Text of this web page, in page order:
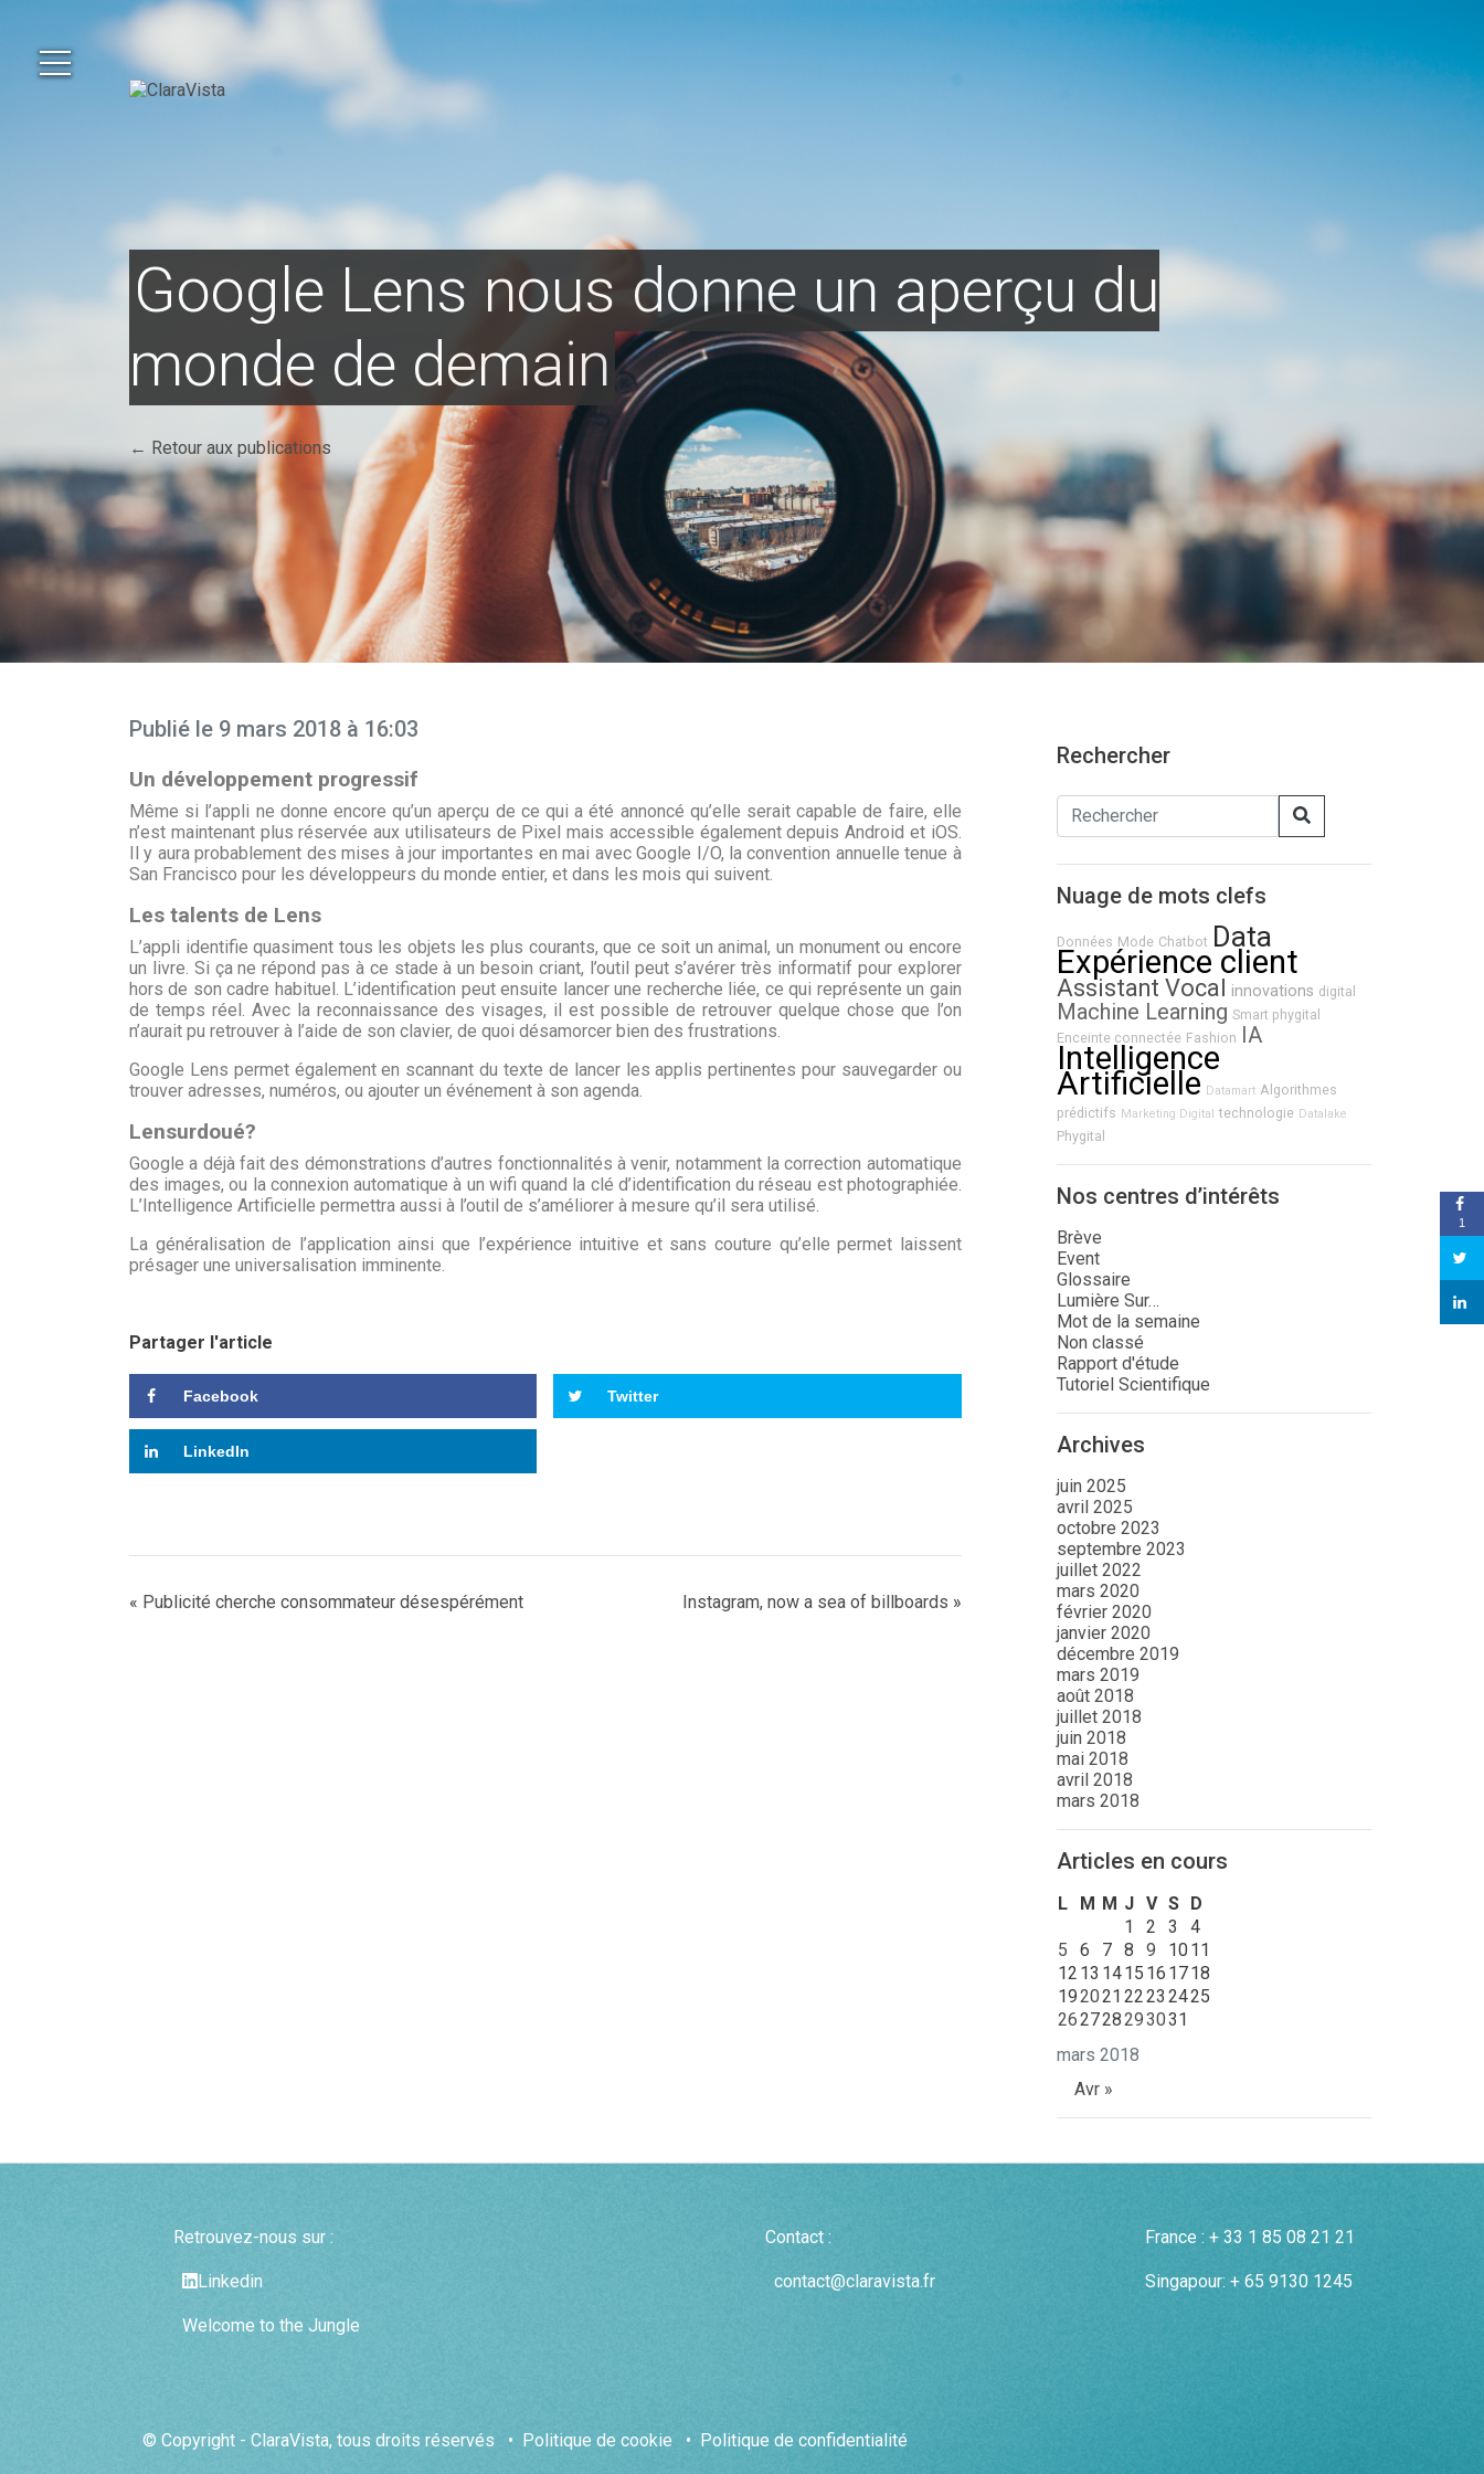
Google Lens nous donne un aperçu du
monde de demain
← Retour aux publications
Publié le 9 mars 2018 à 16:03
Un développement progressif
Même si l’appli ne donne encore qu’un aperçu de ce qui a été annoncé qu’elle serait capable de faire, elle
n’est maintenant plus réservée aux utilisateurs de Pixel mais accessible également depuis Android et iOS.
Il y aura probablement des mises à jour importantes en mai avec Google I/O, la convention annuelle tenue à
San Francisco pour les développeurs du monde entier, et dans les mois qui suivent.
Les talents de Lens
L’appli identifie quasiment tous les objets les plus courants, que ce soit un animal, un monument ou encore
un livre. Si ça ne répond pas à ce stade à un besoin criant, l’outil peut s’avérer très informatif pour explorer
hors de son cadre habituel. L’identification peut ensuite lancer une recherche liée, ce qui représente un gain
de temps réel. Avec la reconnaissance des visages, il est possible de retrouver quelque chose que l’on
n’aurait pu retrouver à l’aide de son clavier, de quoi désamorcer bien des frustrations.
Google Lens permet également en scannant du texte de lancer les applis pertinentes pour sauvegarder ou
trouver adresses, numéros, ou ajouter un événement à son agenda.
Lensurdoué?
Google a déjà fait des démonstrations d’autres fonctionnalités à venir, notamment la correction automatique
des images, ou la connexion automatique à un wifi quand la clé d’identification du réseau est photographiée.
L’Intelligence Artificielle permettra aussi à l’outil de s’améliorer à mesure qu’il sera utilisé.
La généralisation de l’application ainsi que l’expérience intuitive et sans couture qu’elle permet laissent
présager une universalisation imminente.
Partager l'article
Facebook Twitter
LinkedIn
« Publicité cherche consommateur désespérément Instagram, now a sea of billboards »
Rechercher
Nuage de mots clefs
Données Mode Chatbot Data
Expérience client
Assistant Vocal innovations digital
Machine Learning Smart phygital
Enceinte connectée Fashion IA
Intelligence
Artificielle Datamart Algorithmes
prédictifs Marketing Digital technologie Datalake
Phygital
Nos centres d’intérêts
Brève
Event
Glossaire
Lumière Sur…
Mot de la semaine
Non classé
Rapport d'étude
Tutoriel Scientifique
Archives
juin 2025
avril 2025
octobre 2023
septembre 2023
juillet 2022
mars 2020
février 2020
janvier 2020
décembre 2019
mars 2019
août 2018
juillet 2018
juin 2018
mai 2018
avril 2018
mars 2018
Articles en cours
mars 2018
L M M J V S D
1
2 3
4
5
6 7 8 9 1011
12 13 1415 16 1718
192021 2223 2425
262728293031
Avr »
Retrouvez-nous sur :
Linkedin
Welcome to the Jungle
Contact :
contact@claravista.fr
France : + 33 1 85 08 21 21
Singapour: + 65 9130 1245
© Copyright - ClaraVista, tous droits réservés • Politique de cookie • Politique de confidentialité
1